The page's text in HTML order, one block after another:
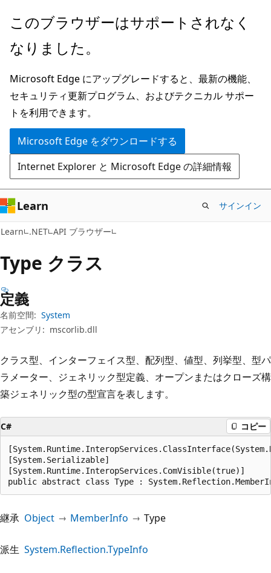
メ
ン
ン
テ
ン
ツ
に
ス
キ
ッ
プ
ペ
ジ
ナ
ビ
ゲ
ー
シ
ョ
ン
に
ス
キ
ッ
プ
このブラウザーはサポートされなく
なりました。
Microsoft Edge にアップグレードすると、最新の機能、
セキュリティ更新プログラム、およびテクニカル サポー
トを利用できます。
Microsoft Edge をダウンロードする
Internet Explorer と Microsoft Edge の詳細情報
Learn サインイン
Learn .NET API ブラウザー
Type クラス
定義
名前空間: System
アセンブリ: mscorlib.dll
クラス型、インターフェイス型、配列型、値型、列挙型、型パ
ラメーター、ジェネリック型定義、オープンまたはクローズ構
築ジェネリック型の型宣言を表します。
C# コピー
[System.Serializable]
[System.Runtime.InteropServices.ComVisible(true)]
public abstract class Type :
継承 Object MemberInfo Type
派生 System.Reflection.TypeInfo